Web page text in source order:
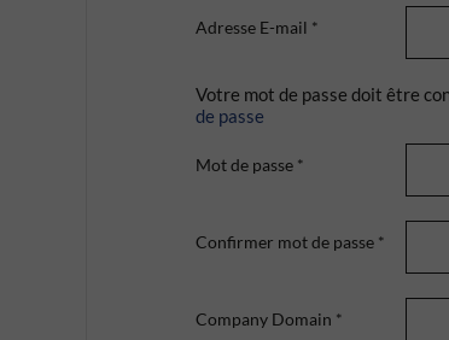
Adresse E-mail *
Votre mot de passe doit être
de passe
Mot de passe *
Confirmer mot de passe *
Company Domain *